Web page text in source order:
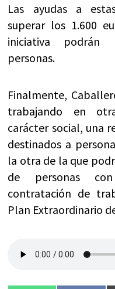
Las ayudas a
superar los 1.600
iniciativa podrán
personas.
Finalmente,
trabajando en
carácter social, una
destinados a
la otra de la que
de personas
contratación de
Plan Extraordinario